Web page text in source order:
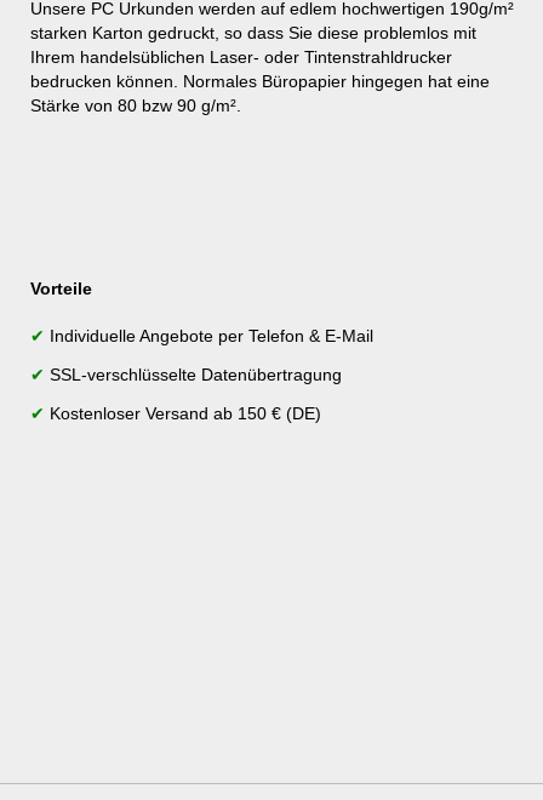
Unsere PC Urkunden werden auf edlem hochwertigen 190g/m²
starken Karton gedruckt, so dass Sie diese problemlos mit
Ihrem handelsüblichen Laser- oder Tintenstrahldrucker
bedrucken können. Normales Büropapier hingegen hat eine
Stärke von 80 bzw 90 g/m².
Vorteile
✔ Individuelle Angebote per Telefon & E-Mail
✔ SSL-verschlüsselte Datenübertragung
✔ Kostenloser Versand ab 150 € (DE)